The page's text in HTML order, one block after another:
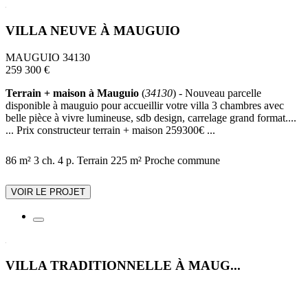
VILLA NEUVE À MAUGUIO
MAUGUIO 34130
259 300 €
Terrain + maison à Mauguio (34130) - Nouveau parcelle
disponible à mauguio pour accueillir votre villa 3 chambres avec
belle pièce à vivre lumineuse, sdb design, carrelage grand format....
... Prix constructeur terrain + maison 259300€ ...
86 m² 3 ch. 4 p. Terrain 225 m² Proche commune
VOIR LE PROJET
VILLA TRADITIONNELLE À MAUG...